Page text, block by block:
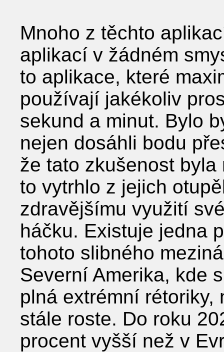
Mnoho z těchto
aplikací v žádném
to aplikace, které
používají jakékoliv
sekund a minut. Bylo
nejen dosáhli bodu
že tato zkušenost
to vytrhlo z jejich
zdravějšímu využití
háčku. Existuje jedna
tohoto slibného
Severní Amerika, kde
plná extrémní
stále roste. Do roku
procent vyšší než v